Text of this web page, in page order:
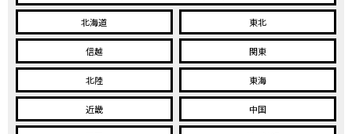
北海道 東北
信越 関東
北陸 東海
近畿 中国